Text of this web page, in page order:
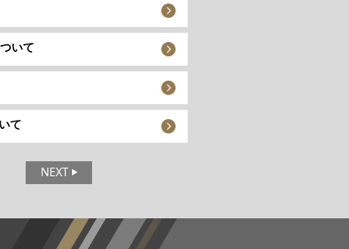
いて
て
NEXT